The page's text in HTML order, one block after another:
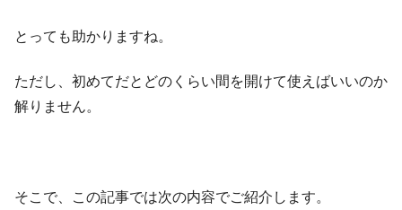
とっても助かりますね。
ただし、初めてだとどのくらい間を開けて使えばいいのか
解りません。
そこで、この記事では次の内容でご紹介します。